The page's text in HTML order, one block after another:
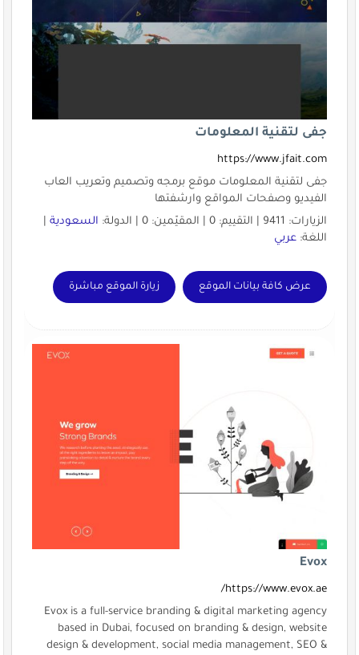
جفى لتقنية المعلومات
https://www.jfait.com
جفى لتقنية المعلومات موقع برمجه وتصميم وتعريب العاب
الفيديو وصفحات المواقع وارشفتها
الزيارات: 9411 | التقييم: 0 | المقيّمين: 0 | الدولة:
السعودية|
اللغة: عربي
عرض كافة بيانات الموقع زيارة الموقع مباشرة
Evox
https://www.evox.ae/
Evox is a full-service branding & digital marketing agency
based in Dubai, focused on branding & design, website
design & development, social media management, SEO &